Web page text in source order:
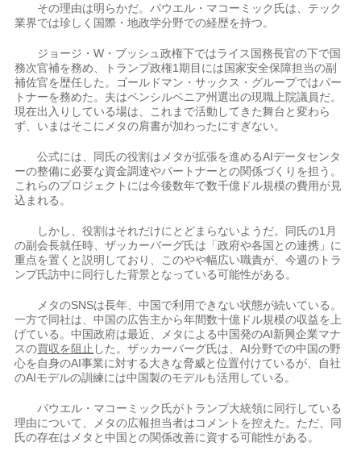
その理由は明らかだ。パウエル・マコーミック氏は、テック
業界では珍しく国際・地政学分野での経歴を持つ。
ジョージ・W・ブッシュ政権下ではライス国務長官の下で国
務次官補を務め、トランプ政権1期目には国家安全保障担当の副
補佐官を歴任した。ゴールドマン・サックス・グループではパー
トナーを務めた。夫はペンシルベニア州選出の現職上院議員だ。
現在出入りしている場は、これまで活動してきた舞台と変わら
ず、いまはそこにメタの肩書が加わったにすぎない。
公式には、同氏の役割はメタが拡張を進めるAIデータセンタ
ーの整備に必要な資金調達やパートナーとの関係づくりを担う。
これらのプロジェクトには今後数年で数千億ドル規模の費用が見
込まれる。
しかし、役割はそれだけにとどまらないようだ。同氏の1月
の副会長就任時、ザッカーバーグ氏は「政府や各国との連携」に
重点を置くと説明しており、このやや幅広い職責が、今週のトラ
ンプ氏訪中に同行した背景となっている可能性がある。
メタのSNSは長年、中国で利用できない状態が続いている。
一方で同社は、中国の広告主から年間数十億ドル規模の収益を上
げている。中国政府は最近、メタによる中国発のAI新興企業マナ
スの買収を阻止 した。ザッカーバーグ氏は、AI分野での中国の野
心を自身のAI事業に対する大きな脅威と位置付けているが、自社
のAIモデルの訓練には中国製のモデルも活用している。
パウエル・マコーミック氏がトランプ大統領に同行している
理由について、メタの広報担当者はコメントを控えた。ただ、同
氏の存在はメタと中国との関係改善に資する可能性がある。